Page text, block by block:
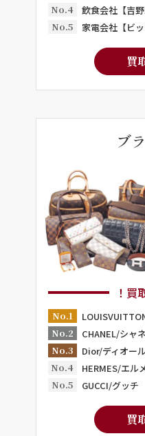
No.4
飲食会社【吉
No.5
家電会社【ビ
買
ブ
！買
No.1
No.2
CHANEL/シャ
No.3
Dior/ディオー
No.4
HERMES/エル
No.5
GUCCI/グッチ
買